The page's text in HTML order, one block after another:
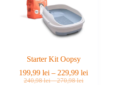
Starter Kit Oopsy
240,98lei – 270,98leiInterval
Prețul
199,99lei – 229,99lei
Prețul